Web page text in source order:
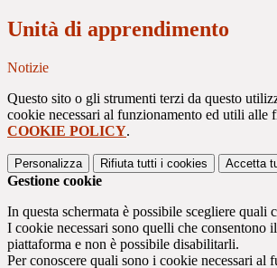
Unità di apprendimento
Notizie
Questo sito o gli strumenti terzi da questo
cookie necessari al funzionamento ed utili alle
COOKIE POLICY.
Personalizza Rifiuta tutti i cookies Accetta
Gestione cookie
In questa schermata è possibile scegliere quali
I cookie necessari sono quelli che consentono
piattaforma e non è possibile disabilitarli.
Per conoscere quali sono i cookie necessari al